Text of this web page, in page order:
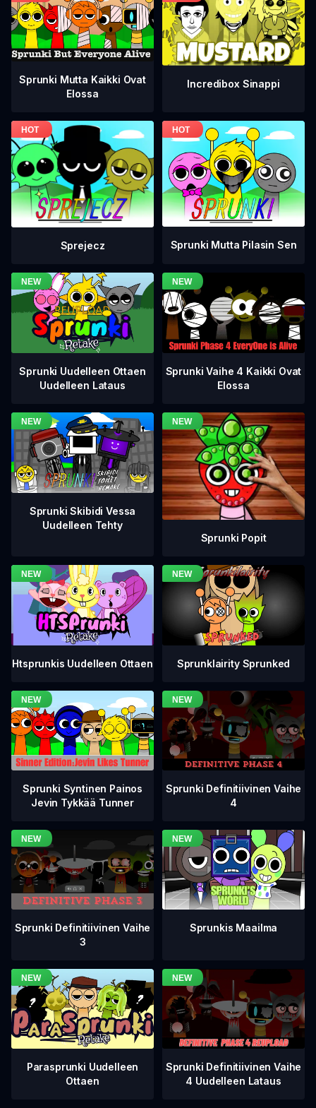
Sprunki Mutta Kaikki Ovat
Elossa
Incredibox Sinappi
Sprejecz Sprunki Mutta Pilasin Sen
Sprunki Uudelleen Ottaen
Uudelleen Lataus
Sprunki Vaihe 4 Kaikki Ovat
Elossa
Sprunki Skibidi Vessa
Uudelleen Tehty
Sprunki Popit
Htsprunkis Uudelleen Ottaen Sprunklairity Sprunked
Sprunki Syntinen Painos
Jevin Tykkää Tunner
Sprunki Definitiivinen Vaihe
4
Sprunki Definitiivinen Vaihe
3
Sprunkis Maailma
Parasprunki Uudelleen
Ottaen
Sprunki Definitiivinen Vaihe
4 Uudelleen Lataus